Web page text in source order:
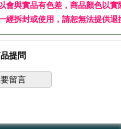
會與實品有色差，商品顏色以
經拆封或使用，請恕無法提供退
提問
留言